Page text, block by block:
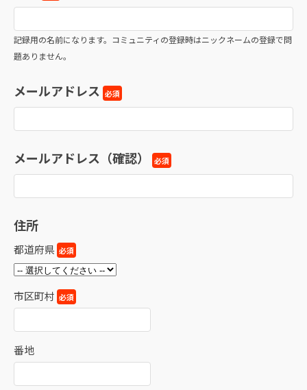
記録用の名前になります。コミュニティの登録時はニックネームの登録で問
題ありません。
メールアドレス 必須
メールアドレス（確認） 必須
住所
都道府県 必須
市区町村 必須
番地